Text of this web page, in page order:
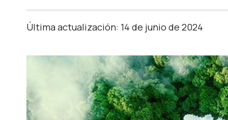
Última actualización: 14 de junio de 2024